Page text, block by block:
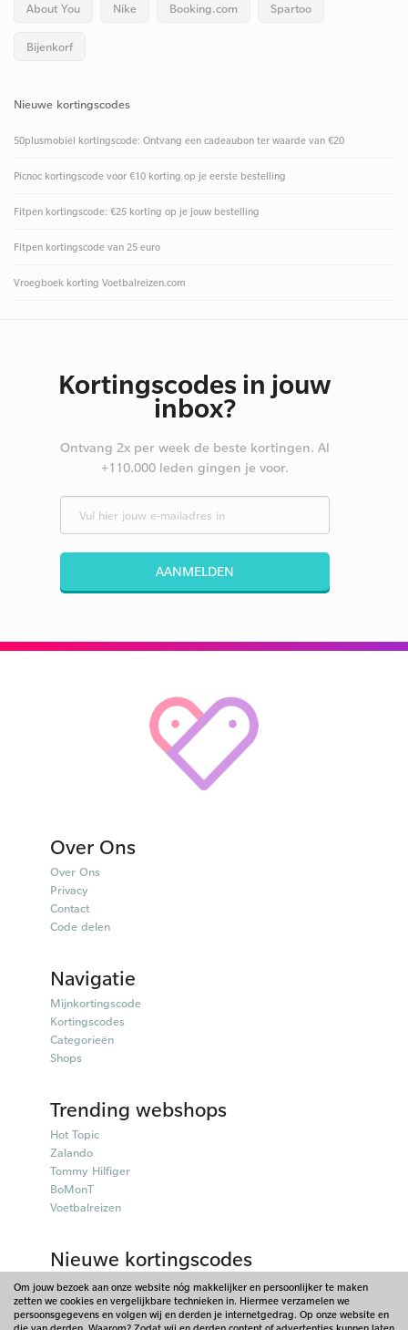
About You Nike Booking.com Spartoo
Bijenkorf
Nieuwe kortingscodes
50plusmobiel kortingscode: Ontvang een cadeaubon ter waarde van €20
Picnoc kortingscode voor €10 korting op je eerste bestelling
Fitpen kortingscode: €25 korting op je jouw bestelling
Fitpen kortingscode van 25 euro
Vroegboek korting Voetbalreizen.com
Kortingscodes in jouw
inbox?
Ontvang 2x per week de beste kortingen. Al
+110.000 leden gingen je voor.
AANMELDEN
Over Ons
Over Ons
Privacy
Contact
Code delen
Navigatie
Mijnkortingscode
Kortingscodes
Categorieën
Shops
Trending webshops
Hot Topic
Zalando
Tommy Hilfiger
BoMonT
Voetbalreizen
Nieuwe kortingscodes
50plusmobiel kortingscodes
Parfumado kortingscodes
Fitpen kortingscodes
Om jouw bezoek aan onze website nóg makkelijker en persoonlijker te maken
zetten we cookies en vergelijkbare technieken in. Hiermee verzamelen we
persoonsgegevens en volgen wij en derden je internetgedrag. Op onze website en